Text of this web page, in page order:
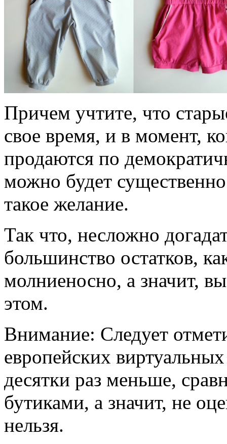
Причем учтите, что
свое время, и в момент,
продаются по
можно будет
такое желание.
Так что, несложно
большинство остатков,
молниеносно, а значит,
этом.
Внимание: Следует
европейских
десятки раз меньше,
бутиками, а значит, не
нельзя.